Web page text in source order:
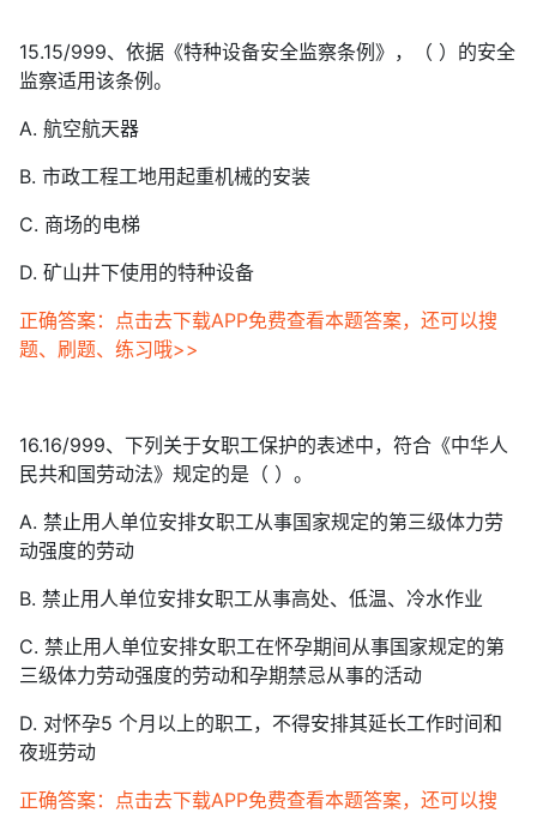
15.15/999、依据《特种设备安全监察条例》，（ ）的安全
监察适用该条例。
A. 航空航天器
B. 市政工程工地用起重机械的安装
C. 商场的电梯
D. 矿山井下使用的特种设备
正确答案：点击去下载APP免费查看本题答案，还可以搜
题、刷题、练习哦>>
16.16/999、下列关于女职工保护的表述中，符合《中华人
民共和国劳动法》规定的是（ ）。
A. 禁止用人单位安排女职工从事国家规定的第三级体力劳
动强度的劳动
B. 禁止用人单位安排女职工从事高处、低温、冷水作业
C. 禁止用人单位安排女职工在怀孕期间从事国家规定的第
三级体力劳动强度的劳动和孕期禁忌从事的活动
D. 对怀孕5 个月以上的职工，不得安排其延长工作时间和
夜班劳动
正确答案：点击去下载APP免费查看本题答案，还可以搜